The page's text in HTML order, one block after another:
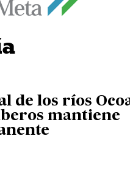
de los ríos
mantiene